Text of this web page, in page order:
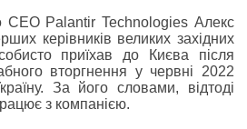
Palantir Technologies Алекс
керівників великих західних
приїхав до Києва після
вторгнення у червні 2022
За його словами, відтоді
з компанією.